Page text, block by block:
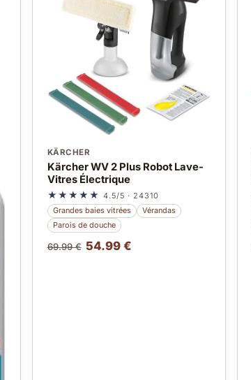
KÄRCHER
Kärcher WV 2 Plus Robot Lave-
Vitres Électrique
★★★★★ 4.5/5 · 24310
Grandes baies vitrées
Vérandas
Parois de douche
69.99 € 54.99 €